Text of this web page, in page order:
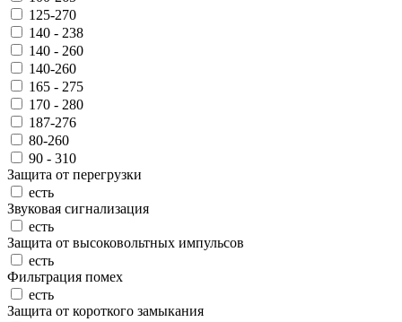
125-270
140 - 238
140 - 260
140-260
165 - 275
170 - 280
187-276
80-260
90 - 310
Защита от перегрузки
есть
Звуковая сигнализация
есть
Защита от высоковольтных импульсов
есть
Фильтрация помех
есть
Защита от короткого замыкания